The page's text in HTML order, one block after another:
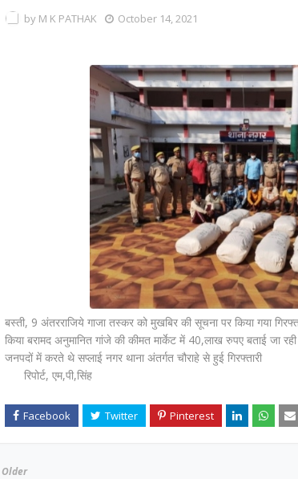
by M K PATHAK October 14, 2021
बस्ती, 9 अंतरराजिये गाजा तस्कर को मुखबिर की सूचना पर किया गया
किया बरामद अनुमानित गांजे की कीमत मार्केट में 40,लाख रुपए बताई जा
जनपदों में करते थे सप्लाई नगर थाना अंतर्गत चौराहे से हुई गिरफ्तारी
रिपोर्ट, एम,पी,सिंह
Older